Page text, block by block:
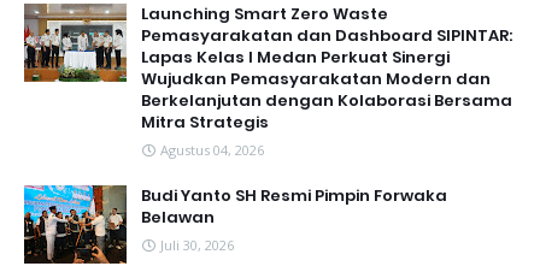
Launching Smart Zero Waste
Pemasyarakatan dan Dashboard SIPINTAR:
Lapas Kelas I Medan Perkuat Sinergi
Wujudkan Pemasyarakatan Modern dan
Berkelanjutan dengan Kolaborasi Bersama
Mitra Strategis
Agustus 04, 2026
Budi Yanto SH Resmi Pimpin Forwaka
Belawan
Juli 30, 2026